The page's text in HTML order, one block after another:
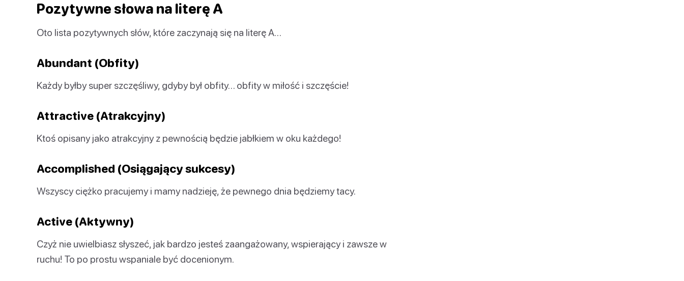
Pozytywne słowa na literę A
Oto lista pozytywnych słów, które zaczynają się na literę A…
Abundant (Obfity)
Każdy byłby super szczęśliwy, gdyby był obfity… obfity w miłość i szczęście!
Attractive (Atrakcyjny)
Ktoś opisany jako atrakcyjny z pewnością będzie jabłkiem w oku każdego!
Accomplished (Osiągający sukcesy)
Wszyscy ciężko pracujemy i mamy nadzieję, że pewnego dnia będziemy tacy.
Active (Aktywny)
Czyż nie uwielbiasz słyszeć, jak bardzo jesteś zaangażowany, wspierający i zawsze w
ruchu! To po prostu wspaniale być docenionym.